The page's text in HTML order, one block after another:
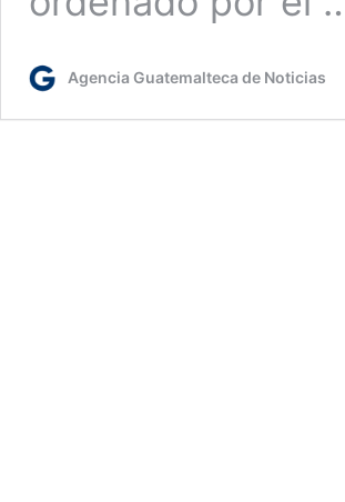
Agencia Guatemalteca de Noticias